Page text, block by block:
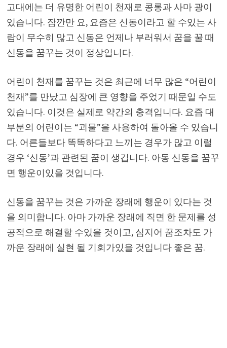
고대에는 더 유명한 어린이 천재로 콩롱과 사마 광이
있습니다. 잠깐만 요, 요즘은 신동이라고 할 수있는 사
람이 무수히 많고 신동은 언제나 부러워서 꿈을 꿀 때
신동을 꿈꾸는 것이 정상입니다.
어린이 천재를 꿈꾸는 것은 최근에 너무 많은 “어린이
천재”를 만났고 심장에 큰 영향을 주었기 때문일 수도
있습니다. 이것은 실제로 약간의 충격입니다. 요즘 대
부분의 어린이는 “괴물”을 사용하여 돌아올 수 있습니
다. 어른들보다 똑똑하다고 느끼는 경우가 많고 이럴
경우 ‘신동’과 관련된 꿈이 생깁니다. 아동 신동을 꿈꾸
면 행운이있을 것입니다.
신동을 꿈꾸는 것은 가까운 장래에 행운이 있다는 것
을 의미합니다. 아마 가까운 장래에 직면 한 문제를 성
공적으로 해결할 수있을 것이고, 심지어 꿈조차도 가
까운 장래에 실현 될 기회가있을 것입니다 좋은 꿈.